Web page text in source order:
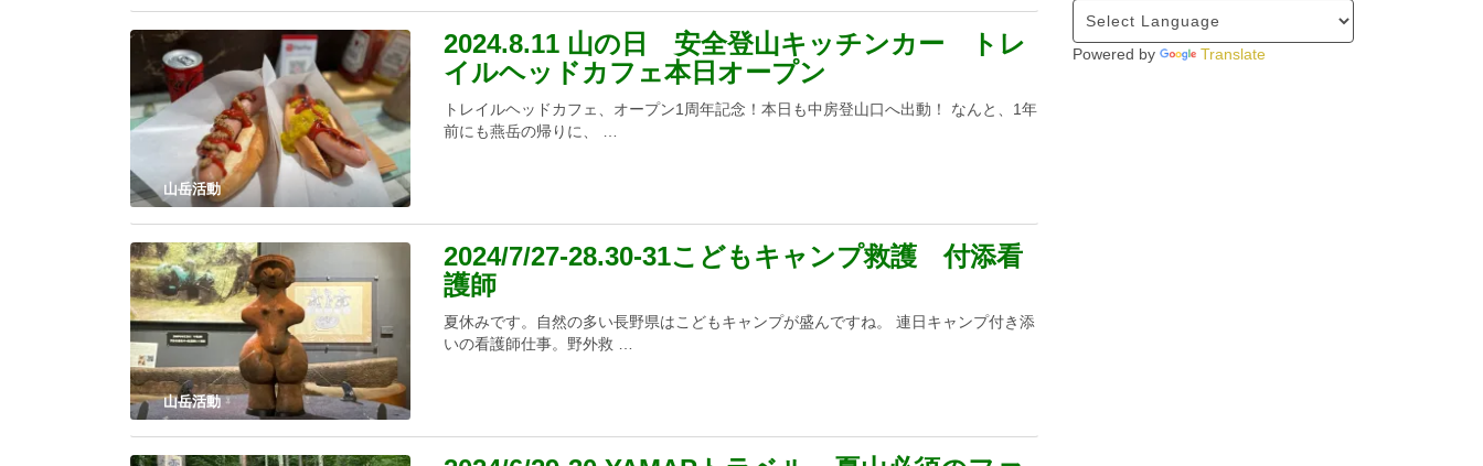
山岳活動
2024.8.11 山の日 安全登山キッチンカー トレ
イルヘッドカフェ本日オープン
トレイルヘッドカフェ、オープン1周年記念！本日も中房登山口へ出動！ なんと、1年
前にも燕岳の帰りに、 …
山岳活動
2024/7/27-28.30-31こどもキャンプ救護 付添看
護師
夏休みです。自然の多い長野県はこどもキャンプが盛んですね。 連日キャンプ付き添
いの看護師仕事。野外救 …
Powered by Translate